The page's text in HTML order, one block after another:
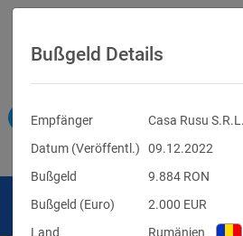
Bußgeld Details
Empfänger
Casa Rusu S.R.L.
Datum (Veröffentl.)
09.12.2022
Bußgeld
9.884 RON
Bußgeld (Euro)
2.000 EUR
Land
Rumänien